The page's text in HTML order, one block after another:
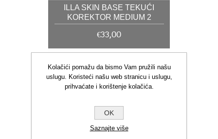
ILLA SKIN BASE TEKUĆI
KOREKTOR MEDIUM 2
€33,00
Kolačići pomažu da bismo Vam pružili našu
uslugu. Koristeći našu web stranicu i uslugu,
prihvaćate i korištenje kolačića.
OK
Saznajte više